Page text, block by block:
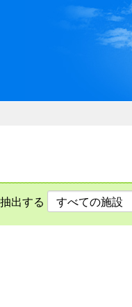
社 いしか
出する